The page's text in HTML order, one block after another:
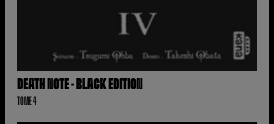
DEATH NOTE - BLACK EDITION
TOME 4